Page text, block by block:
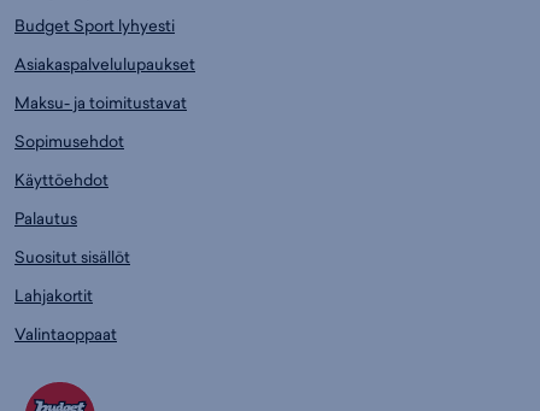
Budget Sport lyhyesti
Asiakaspalvelulupaukset
Maksu- ja toimitustavat
Sopimusehdot
Käyttöehdot
Palautus
Suositut sisällöt
Lahjakortit
Valintaoppaat